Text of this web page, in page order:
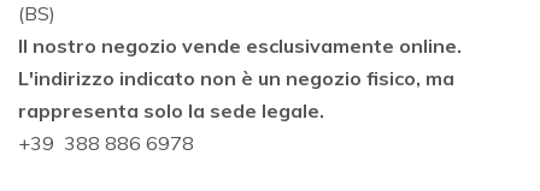
(BS)
Il nostro negozio vende esclusivamente online.
L'indirizzo indicato non è un negozio fisico, ma
rappresenta solo la sede legale.
+39 388 886 6978